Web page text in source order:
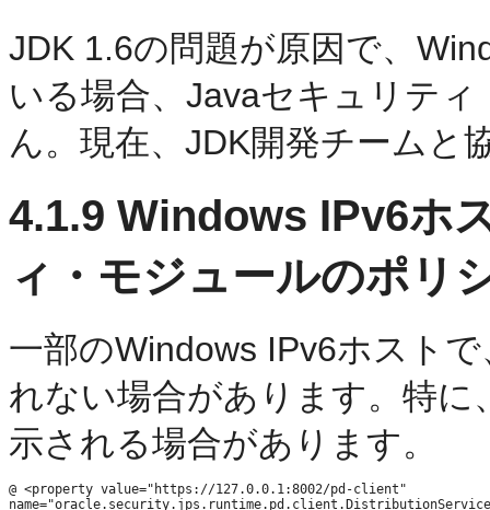
JDK 1.6の問題が原因で、
いる場合、Javaセキュリテ
ん。現在、JDK開発チームと
4.1.9 Windows IPv6ホ
ィ・モジュールのポリ
一部のWindows IPv6ホスト
れない場合があります。特に
示される場合があります。
@ <property value="https://127.0.0.1:8002/pd-client"